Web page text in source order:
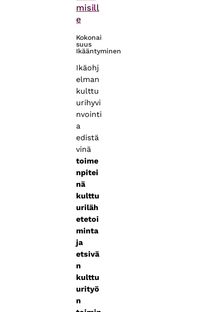
misill
e
Kokonai
suus
Ikääntyminen
Ikäohj
elman
kulttu
urihyvi
nvointi
a
edistä
vinä
toime
npitei
nä
kulttu
uriläh
etetoi
minta
ja
etsivä
n
kulttu
urityö
n